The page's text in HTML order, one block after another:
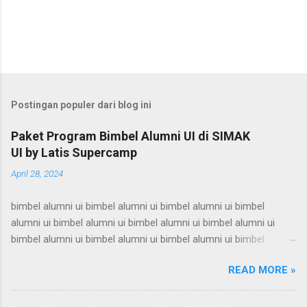
Postingan populer dari blog ini
Paket Program Bimbel Alumni UI di SIMAK
UI by Latis Supercamp
April 28, 2024
bimbel alumni ui bimbel alumni ui bimbel alumni ui bimbel
alumni ui bimbel alumni ui bimbel alumni ui bimbel alumni ui
bimbel alumni ui bimbel alumni ui bimbel alumni ui bimbel
bimbel alumni ui bimbel alumni ui bimbel alumni ui bimbel
alumni ui bimbel alumni ui bimbel alumni ui bimbel alumni ui
READ MORE »